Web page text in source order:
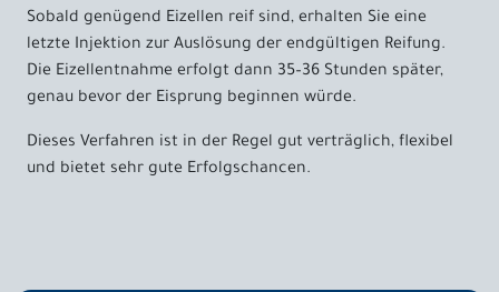
Sobald genügend Eizellen reif sind, erhalten Sie eine
letzte Injektion zur Auslösung der endgültigen Reifung.
Die Eizellentnahme erfolgt dann 35–36 Stunden später,
genau bevor der Eisprung beginnen würde.
Dieses Verfahren ist in der Regel gut verträglich, flexibel
und bietet sehr gute Erfolgschancen.